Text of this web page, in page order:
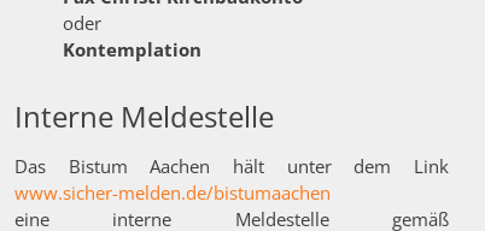
oder
Kontemplation
Interne Meldestelle
Das Bistum Aachen hält unter dem Link
www.sicher-melden.de/bistumaachen
eine interne Meldestelle gemäß